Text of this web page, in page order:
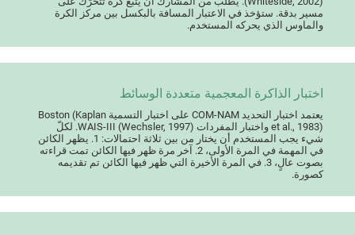
مسير بدقة. ستؤخذ في الاعتبار المسافة بالبكسل بين مركز الكرة
والماوس الذي يحركه المستخدم.
اختبار الذاكرة المعجمية متعددة الوسائط
يعتمد اختبار التحديد COM-NAM على اختبار التسمية Boston (Kaplan
et al., 1983) واختبار المفردات WAIS-III (Wechsler, 1997). لكلّ
شيء يجب المستخدم أن يختار من بين ثلاثة احتمالات: 1. يظهر الكائن
في المهمة في المرة الأولى، 2. آخر مرة ظهر فيها الكائن تمت قراءته
بصوت عالٍ، 3. في المرة الأخيرة التي ظهر فيها الكائن تم تقديمه
كصورة.